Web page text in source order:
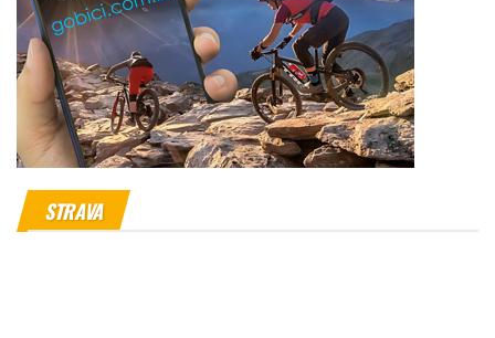
STRAVA